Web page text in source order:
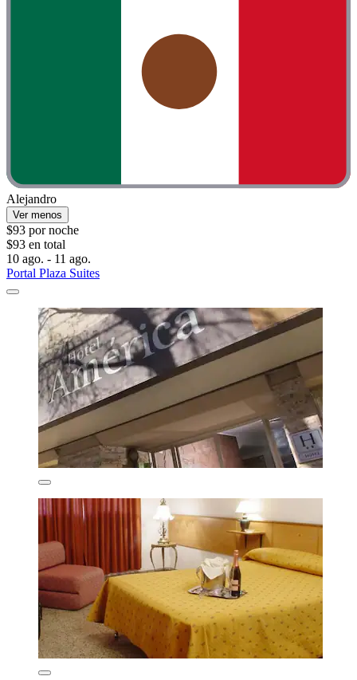
Alejandro
Ver menos
$93 por noche
$93 en total
10 ago. - 11 ago.
Portal Plaza Suites